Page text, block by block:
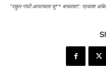
"राहुल गांधी आपल्याला चु** बनवतात": प्रकाश